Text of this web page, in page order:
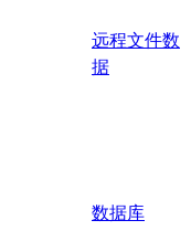
远程文件数
据
数据库